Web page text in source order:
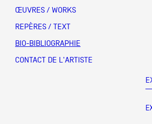
Équipe
Partenaires
Crédits
Documentation
ŒUVRES / WORKS
REPÈRES / TEXT
BIO-BIBLIOGRAPHIE
CONTACT DE L'ARTISTE